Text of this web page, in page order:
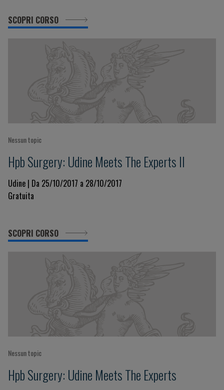
SCOPRI CORSO
Nessun topic
Hpb Surgery: Udine Meets The Experts II
Udine | Da 25/10/2017 a 28/10/2017
Gratuita
SCOPRI CORSO
Nessun topic
Hpb Surgery: Udine Meets The Experts